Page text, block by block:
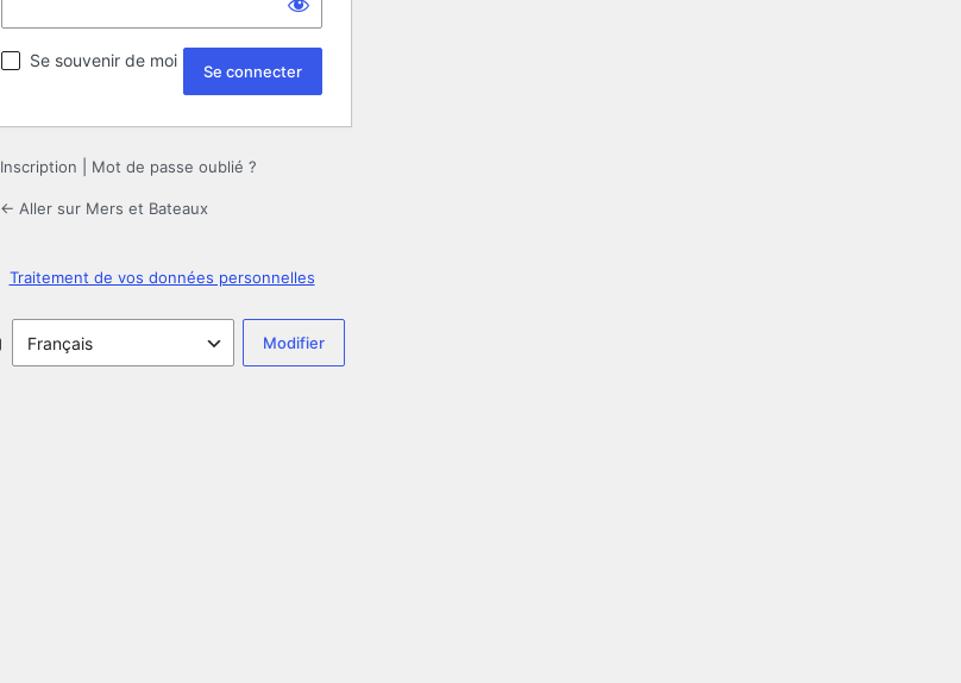
Se souvenir de moi
Inscription Mot de passe oublié ?
← Aller sur Mers et Bateaux
Traitement de vos données personnelles
Langue